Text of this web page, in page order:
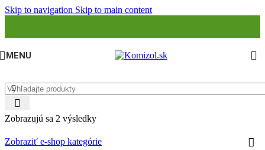
Skip to navigation Skip to main content
MENU
Zobrazujú sa 2 výsledky
Zobraziť e-shop kategórie